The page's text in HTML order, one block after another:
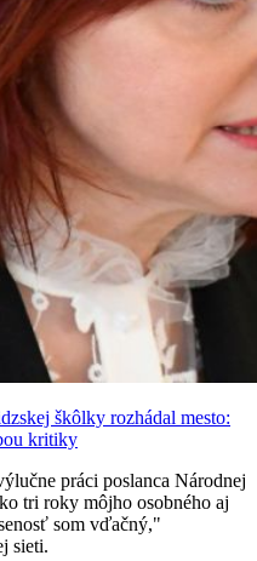
škôlky rozhádal mesto:
kritiky
práci poslanca Národnej
tri roky môjho osobného aj
som vďačný,"
sieti.